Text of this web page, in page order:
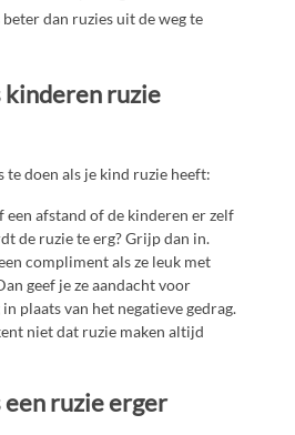
dan ruzies uit de weg te
kinderen ruzie
te doen als je kind ruzie heeft:
een afstand of de kinderen er zelf
de ruzie te erg? Grijp dan in.
compliment als ze leuk met
geef je ze aandacht voor
plaats van het negatieve gedrag.
niet dat ruzie maken altijd
een ruzie erger